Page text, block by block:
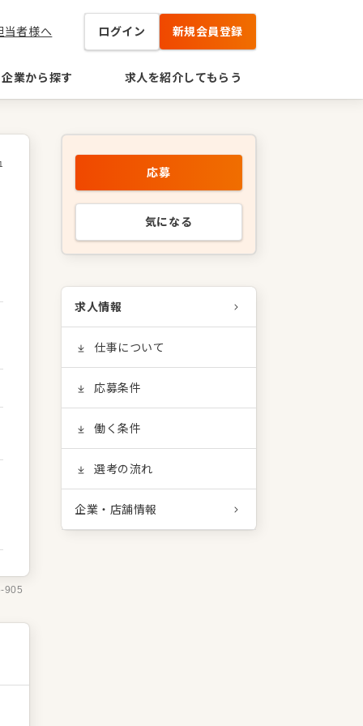
当者様へ ログイン 新規会員登録
企業から探す 求人を紹介してもらう
905
応募
気になる
求人情報
仕事について
応募条件
働く条件
選考の流れ
企業・店舗情報